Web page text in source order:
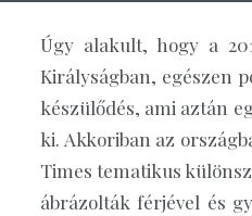
Úgy alakult, hogy a
Királyságban, egészen
készülődés, ami aztán
ki. Akkoriban az
Times tematikus
ábrázolták férjével és